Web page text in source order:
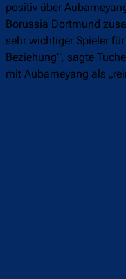
positiv über
Borussia Dortmund
sehr wichtiger Spieler
Beziehung“, sagte
mit Aubameyang als